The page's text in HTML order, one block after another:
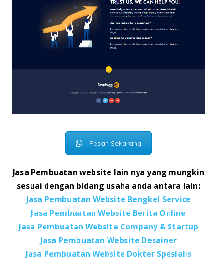
Pesan Sekarang
Jasa Pembuatan website lain nya yang mungkin
sesuai dengan bidang usaha anda antara lain:
Jasa Pembuatan Website Bengkel Service
Jasa Pembuatan Website Berita Online
Jasa Pembuatan Website Company & Startup
Jasa Pembuatan Website Desainer
Jasa Pembuatan Website Dokter Spesialis